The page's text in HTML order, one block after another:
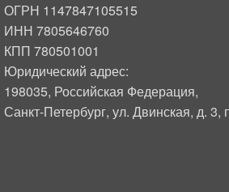
ОГРН 1147847105515
ИНН 7805646760
КПП 780501001
Юридический адрес:
198035, Российская Федерация,
Санкт-Петербург, ул. Двинская, д. 3,